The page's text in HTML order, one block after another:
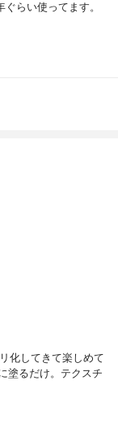
らい使ってます。
化してきて楽しめて
塗るだけ。テクスチ